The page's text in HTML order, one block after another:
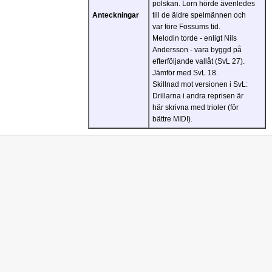
Anteckningar
polskan. Lorn hörde ävenledes
till de äldre spelmännen och
var före Fossums tid.
Melodin torde - enligt Nils
Andersson - vara byggd på
efterföljande vallåt (SvL 27).
Jämför med SvL 18.
Skillnad mot versionen i SvL:
Drillarna i andra reprisen är
här skrivna med trioler (för
bättre MIDI).